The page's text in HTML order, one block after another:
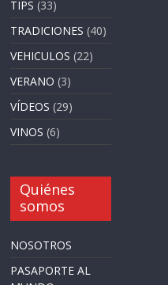
TIPS (33)
TRADICIONES (40)
VEHICULOS (22)
VERANO (3)
VÍDEOS (29)
VINOS (6)
Quiénes
somos
NOSOTROS
PASAPORTE AL